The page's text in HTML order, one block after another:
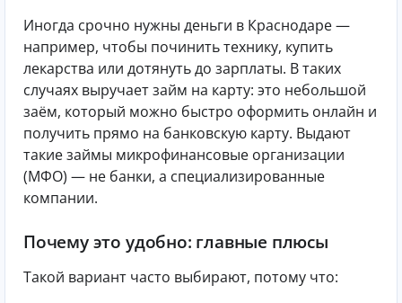
Иногда срочно нужны деньги в Краснодаре —
например, чтобы починить технику, купить
лекарства или дотянуть до зарплаты. В таких
случаях выручает займ на карту: это небольшой
заём, который можно быстро оформить онлайн и
получить прямо на банковскую карту. Выдают
такие займы микрофинансовые организации
(МФО) — не банки, а специализированные
компании.
Почему это удобно: главные плюсы
Такой вариант часто выбирают, потому что: